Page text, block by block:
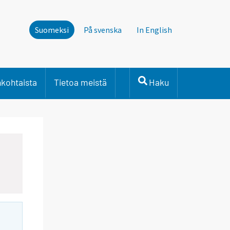
Suomeksi På svenska In English
Tietoa meistä Haku